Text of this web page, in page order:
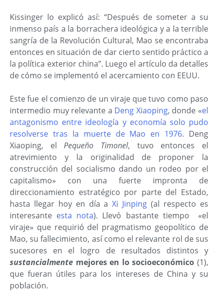
Kissinger lo explicó así: “Después de someter a su
inmenso país a la borrachera ideológica y a la terrible
sangría de la Revolución Cultural, Mao se encontraba
entonces en situación de dar cierto sentido práctico a
la política exterior china”. Luego el artículo da detalles
de cómo se implementó el acercamiento con EEUU.
Este fue el comienzo de un viraje que tuvo como paso
intermedio muy relevante a Deng Xiaoping, donde «el
antagonismo entre ideología y economía solo pudo
resolverse tras la muerte de Mao en 1976. Deng
Xiaoping, elPequeño Timonel, tuvo entonces el
atrevimiento y la originalidad de proponer la
construcción del socialismo dando un rodeo por el
capitalismo» con una fuerte impronta de
direccionamiento estratégico por parte del Estado,
hasta llegar hoy en día aXi Jinping (al respecto es
interesante esta nota). Llevó bastante tiempo «el
viraje» que requirió del pragmatismo geopolítico de
Mao, su fallecimiento, así como el relevante rol de sus
sucesores en el logro de resultados distintos y
sustancialmente mejores en lo socioeconómico (1),
que fueran útiles para los intereses de China y su
población.